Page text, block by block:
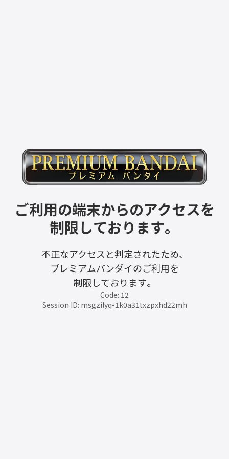
ご利用の端末からのアクセスを
制限しております。
不正なアクセスと判定されたため、
プレミアムバンダイのご利用を
制限しております。
Code: 12
Session ID: msgzilyq-1k0a31txzpxhd22mh